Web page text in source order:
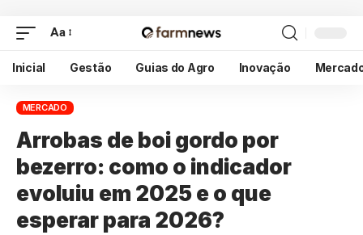
Aa
Inicial Gestão Guias do Agro Inovação
MERCADO
Arrobas de boi gordo por
bezerro: como o indicador
evoluiu em 2025 e o que
esperar para 2026?